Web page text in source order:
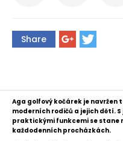
Share
Aga golfový kočárek je navržen
moderních rodičů a jejich dětí.
praktickými funkcemi se stane
každodenních procházkách.